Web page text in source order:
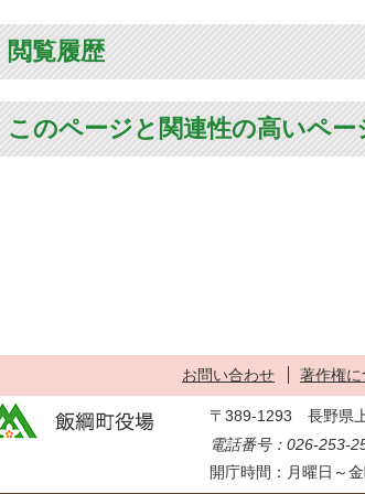
閲覧履歴
このページと関連性の高いペー
お問い合わせ 著作権に
〒389-1293 長野県
電話番号：026-253-
開庁時間：月曜日～